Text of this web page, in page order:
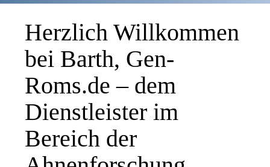
Herzlich Willkommen
bei Barth, Gen-
Roms.de – dem
Dienstleister im
Bereich der